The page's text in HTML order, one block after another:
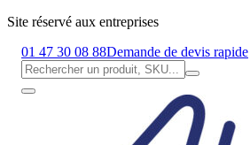
Site réservé aux entreprises
01 47 30 08 88Demande de devis rapide